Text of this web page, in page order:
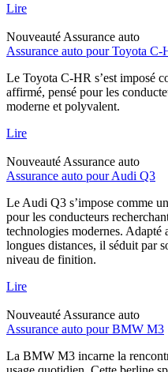
Lire
Nouveauté Assurance auto
Assurance auto pour Toyota C-
Le Toyota C-HR s’est imposé
affirmé, pensé pour les
moderne et polyvalent.
Lire
Nouveauté Assurance auto
Assurance auto pour Audi Q3
Le Audi Q3 s’impose comme
pour les conducteurs
technologies modernes. Adapté
longues distances, il séduit par
niveau de finition.
Lire
Nouveauté Assurance auto
Assurance auto pour BMW M3
La BMW M3 incarne la